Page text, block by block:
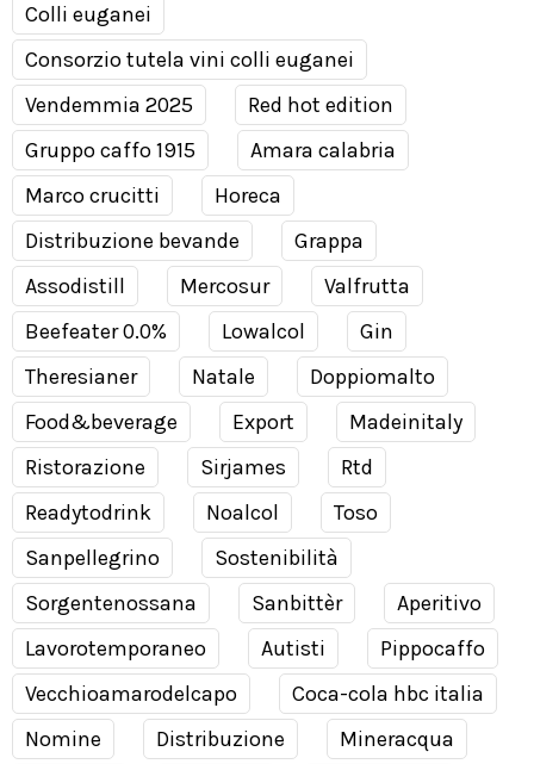
Colli euganei
Consorzio tutela vini colli euganei
Vendemmia 2025
Red hot edition
Gruppo caffo 1915
Amara calabria
Marco crucitti
Horeca
Distribuzione bevande
Grappa
Assodistill
Mercosur
Valfrutta
Beefeater 0.0%
Lowalcol
Gin
Theresianer
Natale
Doppiomalto
Food&beverage
Export
Madeinitaly
Ristorazione
Sirjames
Rtd
Readytodrink
Noalcol
Toso
Sanpellegrino
Sostenibilità
Sorgentenossana
Sanbittèr
Aperitivo
Lavorotemporaneo
Autisti
Pippocaffo
Vecchioamarodelcapo
Coca-cola hbc italia
Nomine
Distribuzione
Mineracqua